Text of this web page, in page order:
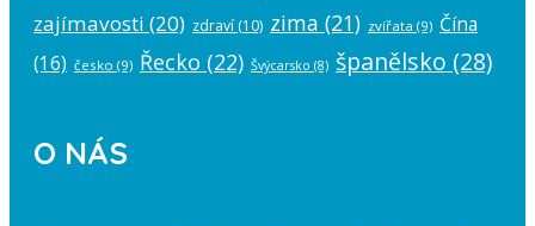
zajímavosti (20) zdraví (10) zima (21) zvířata (9) Čína
(16) česko (9) Řecko (22) Švýcarsko (8) španělsko (28)
O NÁS